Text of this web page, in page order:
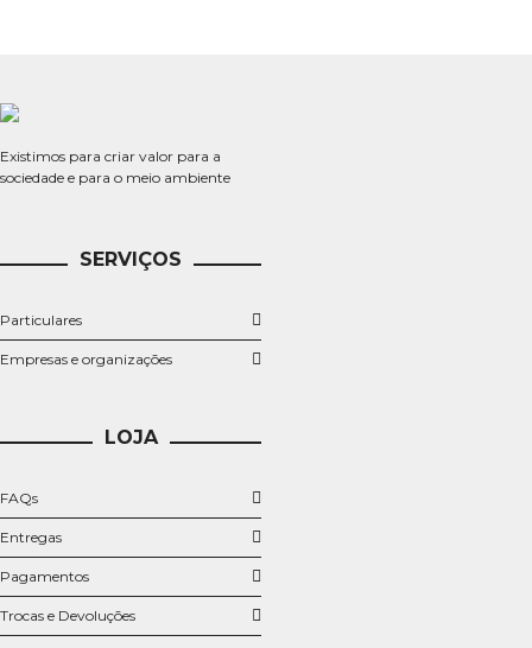
Existimos para criar valor para a
sociedade e para o meio ambiente
SERVIÇOS
Particulares
​Empresas e organizações
LOJA
FAQs
Entregas
Pagamentos
Trocas e Devoluções